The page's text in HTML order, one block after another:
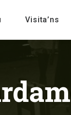
Visita’ns